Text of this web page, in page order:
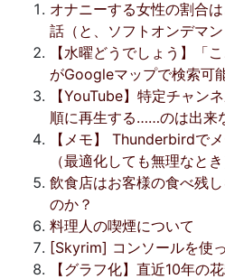
オナニーする女性の割合
話（と、ソフトオンデマン
【水曜どうでしょう】「
がGoogleマップで検索可
【YouTube】特定チャン
順に再生する……のは出来
【メモ】 Thunderbirdで
（最適化しても無理なとき
飲食店はお客様の食べ残
のか？
料理人の喫煙について
[Skyrim] コンソールを使
【グラフ化】直近10年の